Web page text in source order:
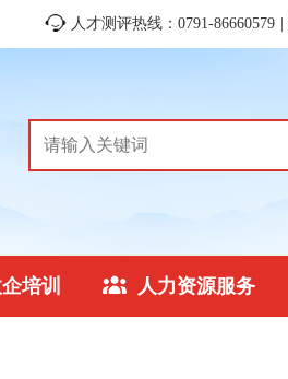
人才测评热线：0791-86660579
培训 人力资源服务